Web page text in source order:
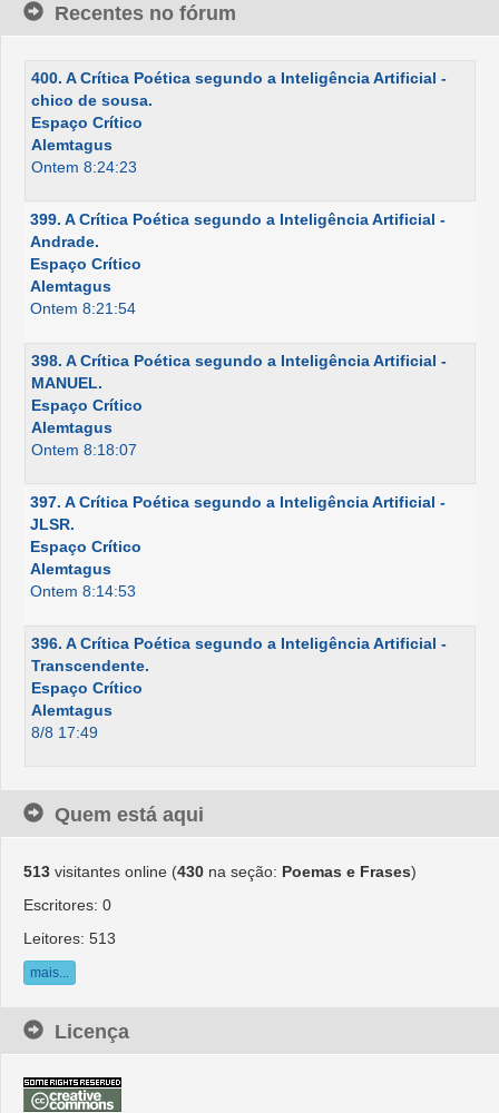
Recentes no fórum
400. A Crítica Poética segundo a Inteligência Artificial -
chico de sousa.
Espaço Crítico
Alemtagus
Ontem 8:24:23
399. A Crítica Poética segundo a Inteligência Artificial -
Andrade.
Espaço Crítico
Alemtagus
Ontem 8:21:54
398. A Crítica Poética segundo a Inteligência Artificial -
MANUEL.
Espaço Crítico
Alemtagus
Ontem 8:18:07
397. A Crítica Poética segundo a Inteligência Artificial -
JLSR.
Espaço Crítico
Alemtagus
Ontem 8:14:53
396. A Crítica Poética segundo a Inteligência Artificial -
Transcendente.
Espaço Crítico
Alemtagus
8/8 17:49
Quem está aqui
513 visitantes online (430 na seção: Poemas e Frases)
Escritores: 0
Leitores: 513
mais...
Licença